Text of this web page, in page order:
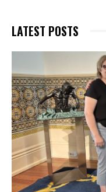
LATEST POSTS